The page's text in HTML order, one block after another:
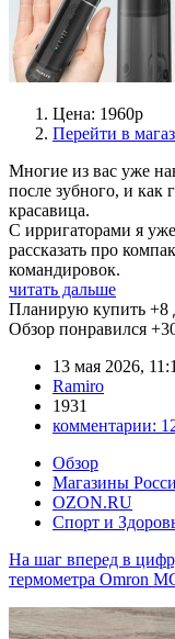
Цена: 1960р
Перейти в
Многие из вас уже
после зубного, и как
красавица.
С ирригаторами я
рассказать про
командировок.
читать дальше
Планирую купить +8
Обзор понравился
13 мая 2026,
Ramiro
1931
комментарии:
Обзор
Магазины
OZON.RU
Спорт и
На шаг вперед в
термометра Omron